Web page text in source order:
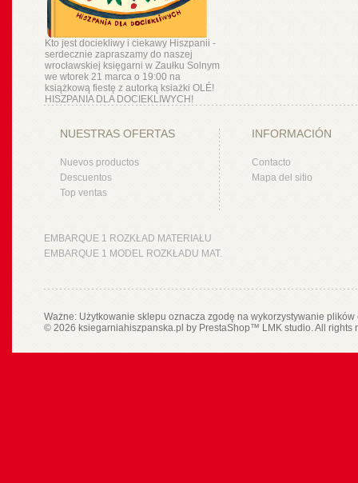
Kto jest dociekliwy i ciekawy Hiszpanii -
serdecznie zapraszamy do naszej
wrocławskiej księgarni w Zaułku Solnym
we wtorek 21 marca o 19:00 na
książkową fiestę z autorką ksiażki OLÉ!
HISZPANIA DLA DOCIEKLIWYCH!
NUESTRAS OFERTAS
Nuevos productos
Descuentos
Top ventas
INFORMACIÓN
Contacto
Mapa del sitio
EMBARQUE 1 ROZKŁAD MATERIAŁU
EMBARQUE 1 MODEL ROZKŁADU MAT.
Ważne: Użytkowanie sklepu oznacza zgodę na wykorzystywanie
© 2026 ksiegarniahiszpanska.pl by PrestaShop™ LMK studio. All rights